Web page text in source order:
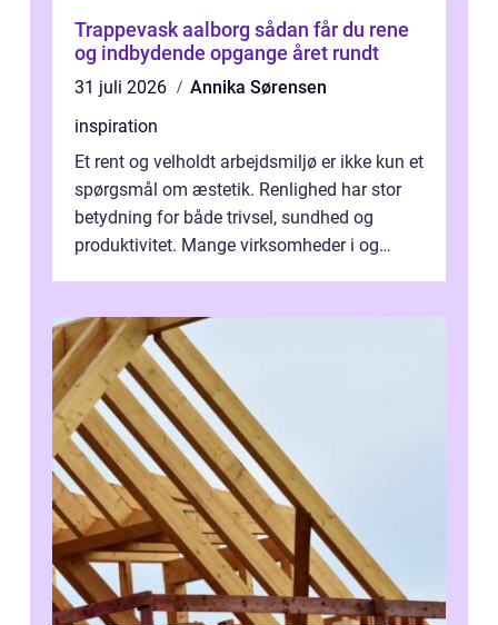
Trappevask aalborg sådan får du rene
og indbydende opgange året rundt
31 juli 2026
Annika Sørensen
inspiration
Et rent og velholdt arbejdsmiljø er ikke kun et
spørgsmål om æstetik. Renlighed har stor
betydning for både trivsel, sundhed og
produktivitet. Mange virksomheder i og